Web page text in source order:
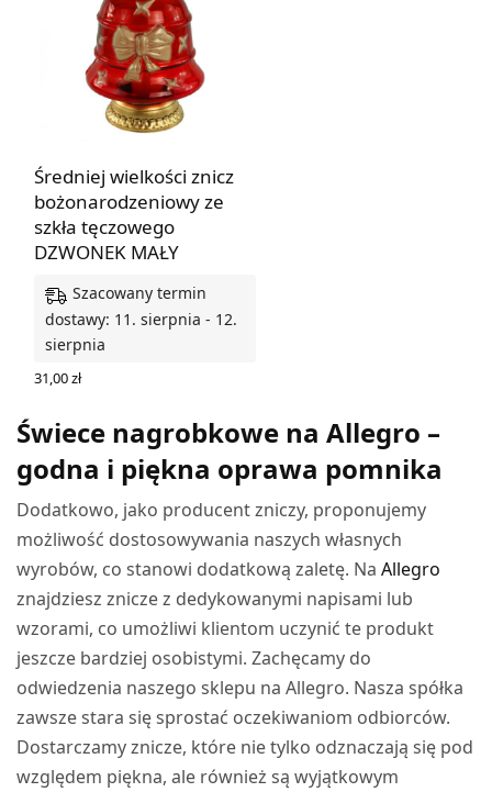
Średniej wielkości znicz
bożonarodzeniowy ze
szkła tęczowego
DZWONEK MAŁY
Szacowany termin
dostawy: 11. sierpnia - 12.
sierpnia
31,00zł
Świece nagrobkowe na Allegro –
godna i piękna oprawa pomnika
Dodatkowo, jako producent zniczy, proponujemy
możliwość dostosowywania naszych własnych
wyrobów, co stanowi dodatkową zaletę. NaAllegro
znajdziesz znicze z dedykowanymi napisami lub
wzorami, co umożliwi klientom uczynić te produkt
jeszcze bardziej osobistymi. Zachęcamy do
odwiedzenia naszego sklepu na Allegro. Nasza spółka
zawsze stara się sprostać oczekiwaniom odbiorców.
Dostarczamy znicze, które nie tylko odznaczają się pod
względem piękna, ale również są wyjątkowym